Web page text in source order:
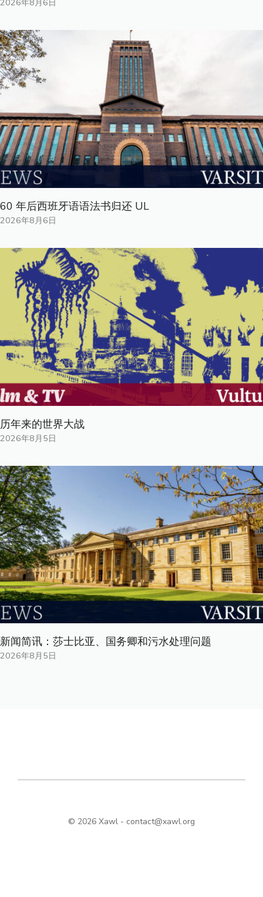
60 年后西班牙语语法书归还 UL
2026年8月6日
历年来的世界大战
2026年8月5日
新闻简讯：莎士比亚、国务卿和污水处理问题
2026年8月5日
© 2026 Xawl - contact@xawl.org